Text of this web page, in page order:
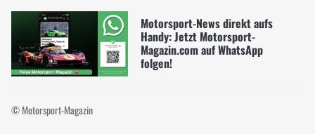
Motorsport-News direkt aufs
Handy: Jetzt Motorsport-
Magazin.com auf WhatsApp
folgen!
© Motorsport-Magazin